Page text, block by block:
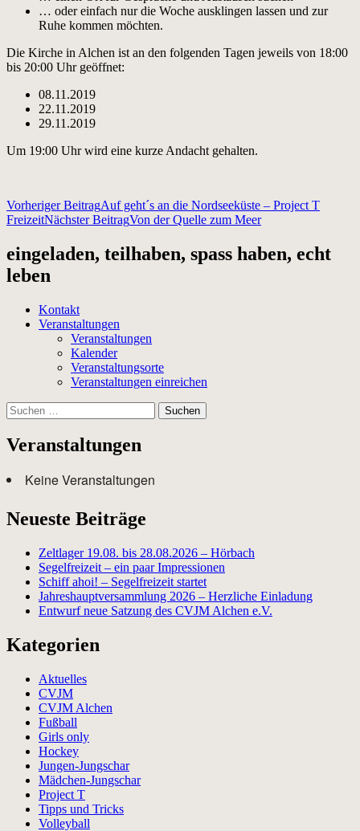
… oder einfach nur die Woche ausklingen lassen und zur
Ruhe kommen möchten.
Die Kirche in Alchen ist an den folgenden Tagen jeweils von 18:00
bis 20:00 Uhr geöffnet:
08.11.2019
22.11.2019
29.11.2019
Um 19:00 Uhr wird eine kurze Andacht gehalten.
Beitragsnavigation
Vorheriger BeitragAuf geht´s an die Nordseeküste – Project T
FreizeitNächster BeitragVon der Quelle zum Meer
eingeladen, teilhaben, spass haben, echt
leben
Kontakt
Veranstaltungen
Veranstaltungen
Kalender
Veranstaltungsorte
Veranstaltungen einreichen
Suchen
nach:
Veranstaltungen
Keine Veranstaltungen
Neueste Beiträge
Zeltlager 19.08. bis 28.08.2026 – Hörbach
Segelfreizeit – ein paar Impressionen
Schiff ahoi! – Segelfreizeit startet
Jahreshauptversammlung 2026 – Herzliche Einladung
Entwurf neue Satzung des CVJM Alchen e.V.
Kategorien
Aktuelles
CVJM
CVJM Alchen
Fußball
Girls only
Hockey
Jungen-Jungschar
Mädchen-Jungschar
Project T
Tipps und Tricks
Volleyball